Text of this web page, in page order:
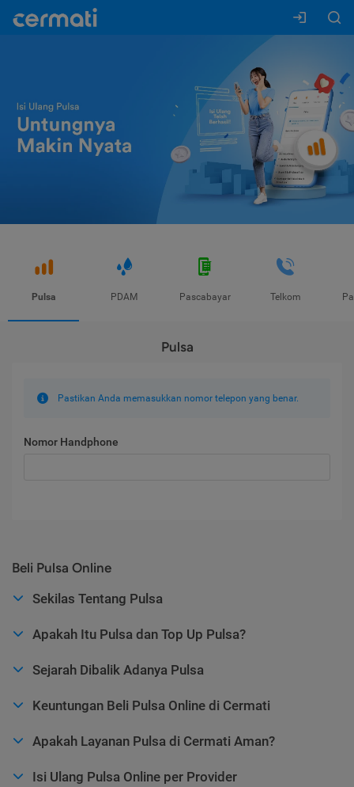
Pulsa PDAM Pascabayar Telkom
Pulsa
Pastikan Anda memasukkan nomor telepon yang benar.
Nomor Handphone
Beli Pulsa Online
Sekilas Tentang Pulsa
Apakah Itu Pulsa dan Top Up Pulsa?
Sejarah Dibalik Adanya Pulsa
Keuntungan Beli Pulsa Online di Cermati
Apakah Layanan Pulsa di Cermati Aman?
Isi Ulang Pulsa Online per Provider